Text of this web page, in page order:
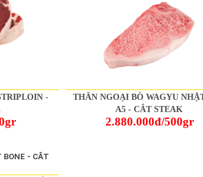
-
THĂN NGOẠI BÒ WAGYU
A5 - CẮT STEAK
2.880.000đ/500gr